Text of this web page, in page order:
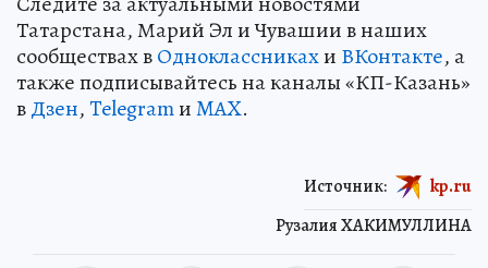
Татарстана, Марий Эл и Чувашии в наших
сообществах вОдноклассникахи ВКонтакте, а
также подписывайтесь на каналы «КП-Казань»
вДзен,TelegramиMAX.
Рузалия ХАКИМУЛЛИНА
Источник: kp.ru